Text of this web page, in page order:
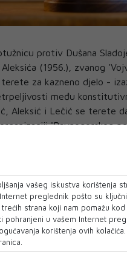
protiv Dušana
(1956.), zvanog
za kazneno djelo -
među
Aleksić i Lečić se terete
'Ravnogorskog
Višegradu, te kasnije na
priopćeno je iz
Ravnogorskog
optuženi Sladojević
Aleksić, sudjelovali u
predaju raporta, kao i
puštanjem i pjevanjem
uznemirenost i strah
vašeg iskustva korištenja
preglednik pošto su
strana koji nam pomažu
pohranjeni u vašem Internet
korištenja ovih